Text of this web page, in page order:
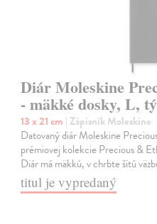
Diár Moleskine
- mäkké dosky, L,
13 x 21 cm | Zápisník Moleskine
Datovaný diár Moleskine
prémiovej kolekcie Precious &
Diár má mäkkú, v chrbte šitú
titul je vypredaný